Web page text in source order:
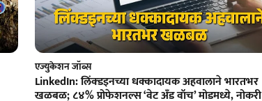
एज्युकेशन जॉब्स
LinkedIn: लिंक्डइनच्या धक्कादायक अहवालाने भारतभर
खळबळ; ८४% प्रोफेशनल्स ‘वेट अँड वॉच’ मोडमध्ये, नोकरी